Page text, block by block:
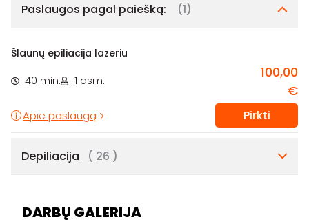
Paslaugos pagal paiešką: (1)
Šlaunų epiliacija lazeriu
40 min. 1 asm.
100,00
€
Apie paslaugą Pirkti
Depiliacija ( 26 )
DARBŲ GALERIJA